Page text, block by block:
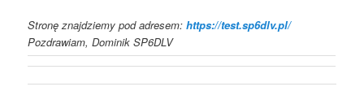
Stronę znajdziemy pod adresem:https://test.sp6dlv.pl/
Pozdrawiam, Dominik SP6DLV